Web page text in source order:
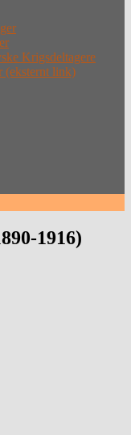
Krigsdeltagere
(eksternt link)
1916)